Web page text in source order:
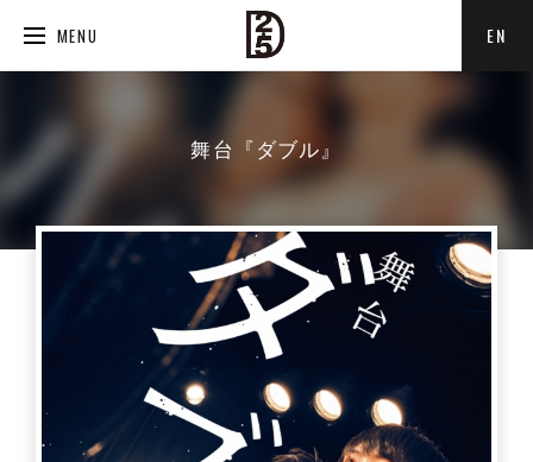
MENU EN
舞台『ダブル』